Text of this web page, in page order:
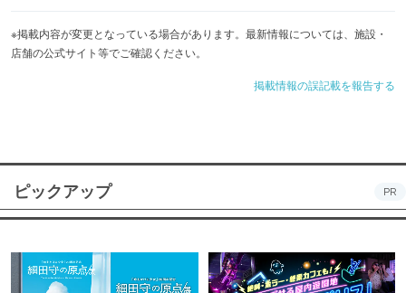
※掲載内容が変更となっている場合があります。最新情報については、施設・
店舗の公式サイト等でご確認ください。
掲載情報の誤記載を報告する
ピックアップ PR